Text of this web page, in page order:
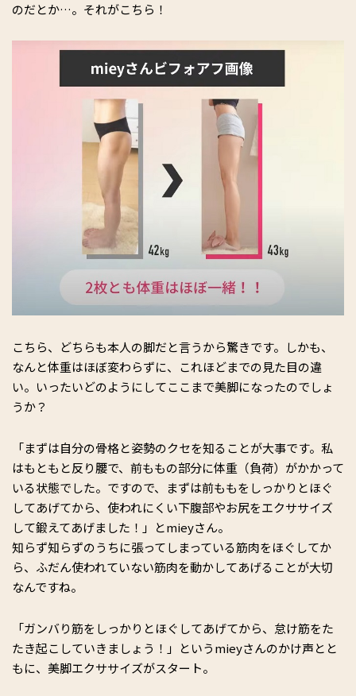
のだとか…。それがこちら！
こちら、どちらも本人の脚だと言うから驚きです。しかも、
なんと体重はほぼ変わらずに、これほどまでの見た目の違
い。いったいどのようにしてここまで美脚になったのでしょ
うか？
「まずは自分の骨格と姿勢のクセを知ることが大事です。私
はもともと反り腰で、前ももの部分に体重（負荷）がかかって
いる状態でした。ですので、まずは前ももをしっかりとほぐ
してあげてから、使われにくい下腹部やお尻をエクササイズ
して鍛えてあげました！」とmieyさん。
知らず知らずのうちに張ってしまっている筋肉をほぐしてか
ら、ふだん使われていない筋肉を動かしてあげることが大切
なんですね。
「ガンバり筋をしっかりとほぐしてあげてから、怠け筋をた
たき起こしていきましょう！」というmieyさんのかけ声とと
もに、美脚エクササイズがスタート。